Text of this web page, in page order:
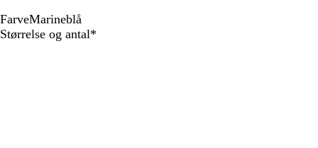
FarveMarineblå
M
Størrelse og antal*